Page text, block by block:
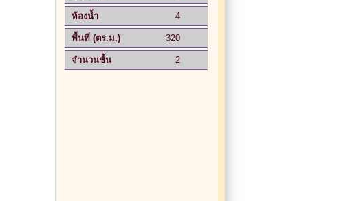
ห้องน้ำ 4
พื้นที่ (ตร.ม.) 320
จำนวนชั้น 2